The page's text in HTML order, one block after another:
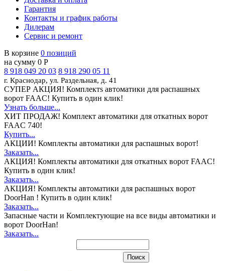
Гарантия
Контакты и график работы
Дилерам
Сервис и ремонт
В корзине 0 позиций
на сумму 0 Р
8 918 049 20 03 8 918 290 05 11
г. Краснодар, ул. Раздельная, д. 41
СУПЕР АКЦИЯ! Комплектs автоматики для распашных
ворот FAAC! Купить в один клик!
Узнать больше...
ХИТ ПРОДАЖ! Комплект автоматики для откатных ворот
FAAC 740!
Купить...
АКЦИИ! Комплекты автоматики для распашных ворот!
Заказать...
АКЦИЯ! Комплекты автоматики для откатных ворот FAAC!
Купить в один клик!
Заказать...
АКЦИЯ! Комплекты автоматики для распашных ворот
DoorHan ! Купить в один клик!
Заказать...
Запасные части и Комплектующие на все виды автоматики и
ворот DoorHan!
Заказать...